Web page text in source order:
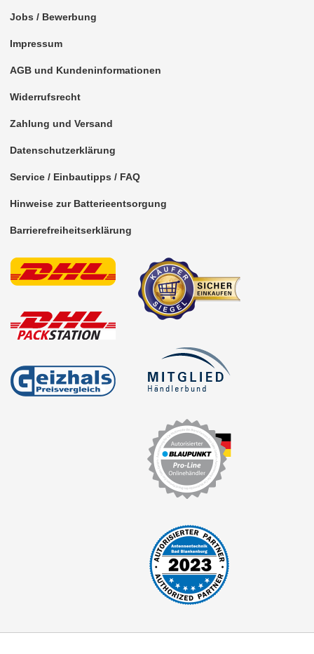
Jobs / Bewerbung
Impressum
AGB und Kundeninformationen
Widerrufsrecht
Zahlung und Versand
Datenschutzerklärung
Service / Einbautipps / FAQ
Hinweise zur Batterieentsorgung
Barrierefreiheitserklärung